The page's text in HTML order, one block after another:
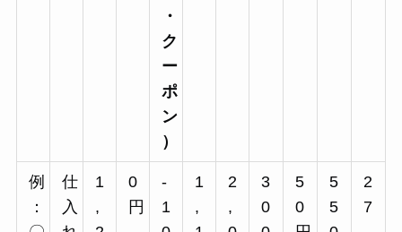
・
ク
ー
ポ
ン
）
例
：
仕
入
1
,
0
円
-
1
1
,
2
,
3
0
5
0
5
5
2
7